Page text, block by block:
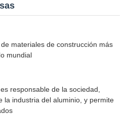
materiales de construcción más
mundial
responsable de la sociedad,
la industria del aluminio, y permite